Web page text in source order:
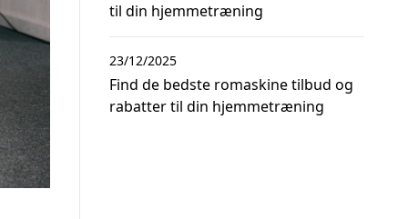
til din hjemmetræning
Find de bedste romaskine tilbud og
rabatter til din hjemmetræning
23/12/2025